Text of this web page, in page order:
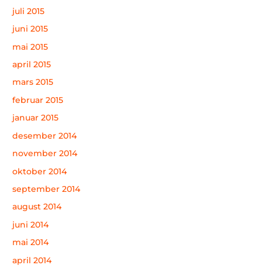
juli 2015
juni 2015
mai 2015
april 2015
mars 2015
februar 2015
januar 2015
desember 2014
november 2014
oktober 2014
september 2014
august 2014
juni 2014
mai 2014
april 2014